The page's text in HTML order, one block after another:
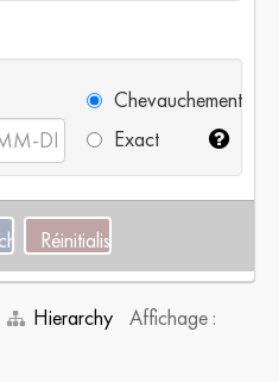
Chevauchement
Exact
Hierarchy Affichage :